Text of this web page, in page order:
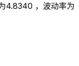
4.8340 ，波动率为